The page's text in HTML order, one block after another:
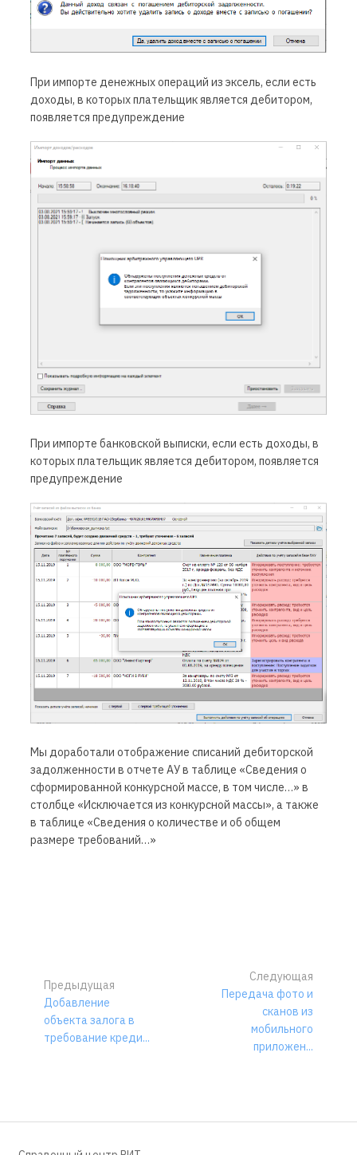
При импорте денежных операций из эксель, если есть
доходы, в которых плательщик является дебитором,
появляется предупреждение
При импорте банковской выписки, если есть доходы, в
которых плательщик является дебитором, появляется
предупреждение
Мы доработали отображение списаний дебиторской
задолженности в отчете АУ в таблице «Сведения о
сформированной конкурсной массе, в том числе…» в
столбце «Исключается из конкурсной массы», а также
в таблице «Сведения о количестве и об общем
размере требований…»
Предыдущая
Добавление
объекта залога в
требование креди...
Следующая
Передача фото и
сканов из
мобильного
приложен...